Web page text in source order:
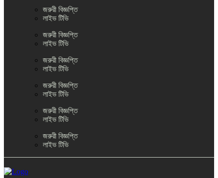
জরুরী বিজ্ঞপ্তি
লাইভ টিভি
জরুরী বিজ্ঞপ্তি
লাইভ টিভি
জরুরী বিজ্ঞপ্তি
লাইভ টিভি
জরুরী বিজ্ঞপ্তি
লাইভ টিভি
জরুরী বিজ্ঞপ্তি
লাইভ টিভি
জরুরী বিজ্ঞপ্তি
লাইভ টিভি